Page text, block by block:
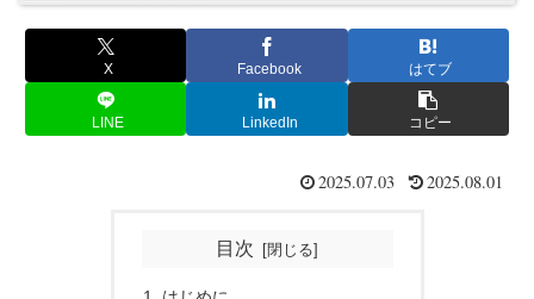
X Facebook はてブ
LINE LinkedIn コピー
2025.07.03 2025.08.01
目次